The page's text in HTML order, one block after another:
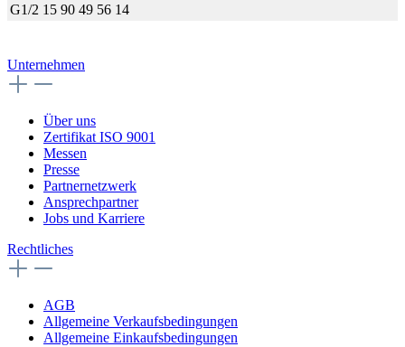
G1/2 15 90 49 56 14
Unternehmen
Über uns
Zertifikat ISO 9001
Messen
Presse
Partnernetzwerk
Ansprechpartner
Jobs und Karriere
Rechtliches
AGB
Allgemeine Verkaufsbedingungen
Allgemeine Einkaufsbedingungen